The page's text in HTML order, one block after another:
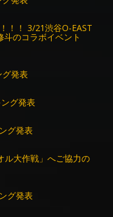
！！ 3/21渋谷O-EAST
斗のコラボイベント
発表
グ発表
グ発表
ル大作戦」へご協力の
グ発表